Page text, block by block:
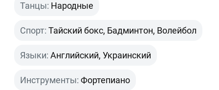
Танцы: Народные
Спорт: Тайский бокс, Бадминтон, Волейбол
Языки: Английский, Украинский
Инструменты: Фортепиано